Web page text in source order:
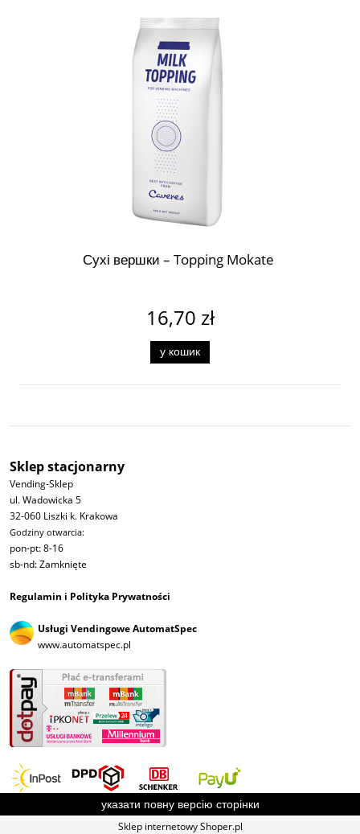
Сухі вершки – Topping Mokate
16,70 zł
у кошик
Sklep stacjonarny
Vending-Sklep
ul. Wadowicka 5
32-060 Liszki k. Krakowa
Godziny otwarcia:
pon-pt: 8-16
sb-nd: Zamknięte
Regulamin i Polityka Prywatności
Usługi Vendingowe AutomatSpec
www.automatspec.pl
указати повну версію сторінки
Sklep internetowy Shoper.pl